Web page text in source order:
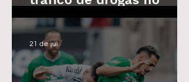
Parque das Árvores, em
Araras
21 de jul.